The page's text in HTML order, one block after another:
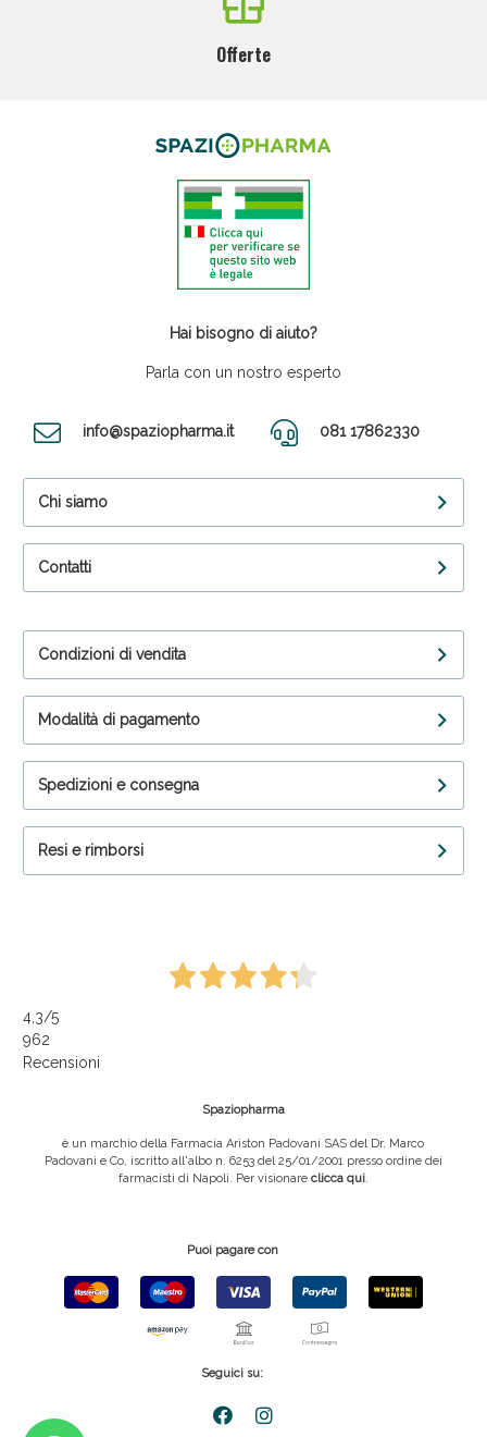
Offerte
Hai bisogno di aiuto?
Parla con un nostro esperto
info@spaziopharma.it 081 17862330
Chi siamo
Contatti
Condizioni di vendita
Modalità di pagamento
Spedizioni e consegna
Resi e rimborsi
4,3/5
962
Recensioni
Spaziopharma
è un marchio della Farmacia Ariston Padovani SAS del Dr. Marco
Padovani e Co, iscritto all'albo n. 6253 del 25/01/2001 presso ordine dei
farmacisti di Napoli. Per visionare clicca qui.
Puoi pagare con
Seguici su: